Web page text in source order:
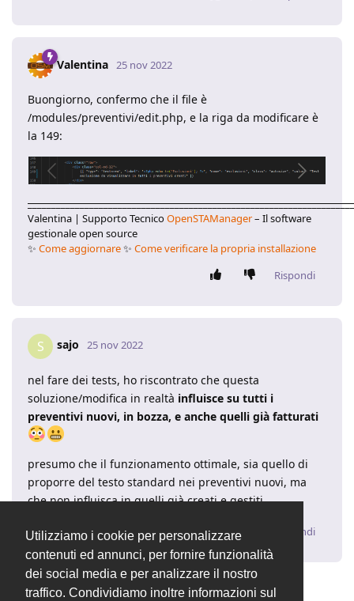
Utilizziamo i cookie per personalizzare
contenuti ed annunci, per fornire funzionalità
dei social media e per analizzare il nostro
traffico. Condividiamo inoltre informazioni sul
Valentina 25 nov 2022
Buongiorno, confermo che il file è
/modules/preventivi/edit.php, e la riga da modificare è
la 149:
Valentina | Supporto TecnicoOpenSTAManager– Il software
gestionale open source
✨ Come aggiornare✨ Come verificare la propria installazione
Rispondi
S sajo 25 nov 2022
nel fare dei tests, ho riscontrato che questa
soluzione/modifica in realtà influisce su tutti i
preventivi nuovi, in bozza, e anche quelli già fatturati
presumo che il funzionamento ottimale, sia quello di
proporre del testo standard nei preventivi nuovi, ma
che non influisca in quelli già creati e gestiti.
Rispondi
2 MESIDOPO